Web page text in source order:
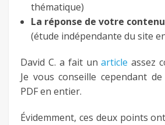
thématique)
La réponse de votre
(étude indépendante du site
David C. a fait unarticle assez
Je vous conseille cependant
PDF en entier.
Évidemment, ces deux points